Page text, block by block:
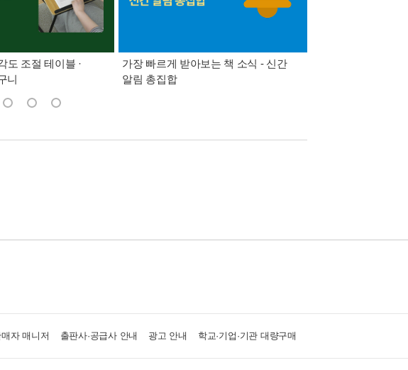
도 조절 테이블 ·
니
가장 빠르게 받아보는 책 소식 - 신간
알림 총집합
매자 매니저 출판사·공급사 안내 광고 안내 학교·기업·기관 대량구매